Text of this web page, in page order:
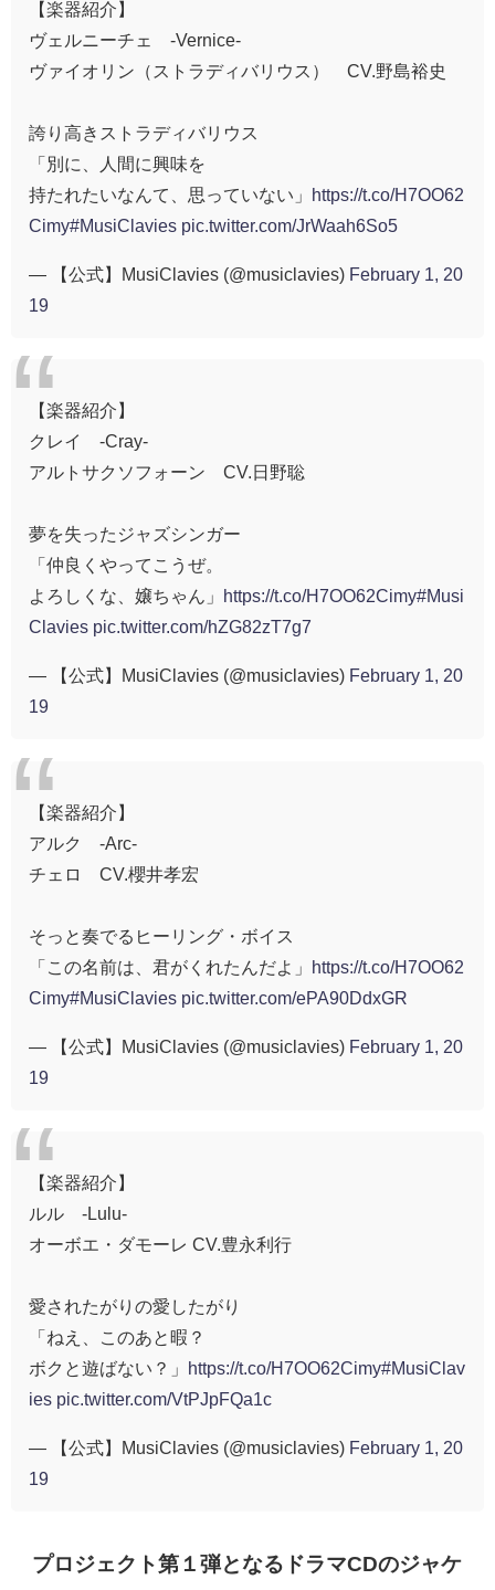
【楽器紹介】
ヴェルニーチェ -Vernice-
ヴァイオリン（ストラディバリウス） CV.野島裕史
誇り高きストラディバリウス
「別に、人間に興味を
持たれたいなんて、思っていない」
https://t.co/H7OO62
Cimy#MusiClavies pic.twitter.com/JrWaah6So5
— 【公式】MusiClavies (@musiclavies) February 1, 20
19
【楽器紹介】
クレイ -Cray-
アルトサクソフォーン CV.日野聡
夢を失ったジャズシンガー
「仲良くやってこうぜ。
よろしくな、嬢ちゃん」
https://t.co/H7OO62Cimy#Musi
Clavies pic.twitter.com/hZG82zT7g7
— 【公式】MusiClavies (@musiclavies) February 1, 20
19
【楽器紹介】
アルク -Arc-
チェロ CV.櫻井孝宏
そっと奏でるヒーリング・ボイス
「この名前は、君がくれたんだよ」
https://t.co/H7OO62
Cimy#MusiClavies pic.twitter.com/ePA90DdxGR
— 【公式】MusiClavies (@musiclavies) February 1, 20
19
【楽器紹介】
ルル -Lulu-
オーボエ・ダモーレ CV.豊永利行
愛されたがりの愛したがり
「ねえ、このあと暇？
ボクと遊ばない？」
https://t.co/H7OO62Cimy#MusiClav
ies pic.twitter.com/VtPJpFQa1c
— 【公式】MusiClavies (@musiclavies) February 1, 20
19
プロジェクト第１弾となるドラマCDのジャケ